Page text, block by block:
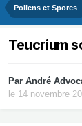
Pollens et Spores
Teucrium
Par André
le 14 novembre